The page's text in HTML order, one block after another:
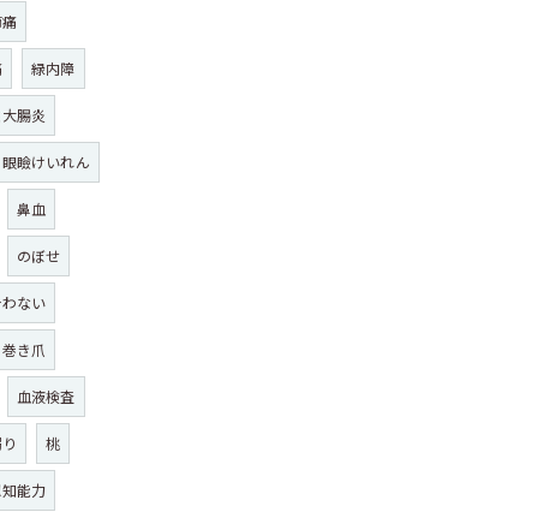
緑内障
腸炎
眼瞼けいれん
鼻血
のぼせ
ない
巻き爪
血液検査
桃
能力